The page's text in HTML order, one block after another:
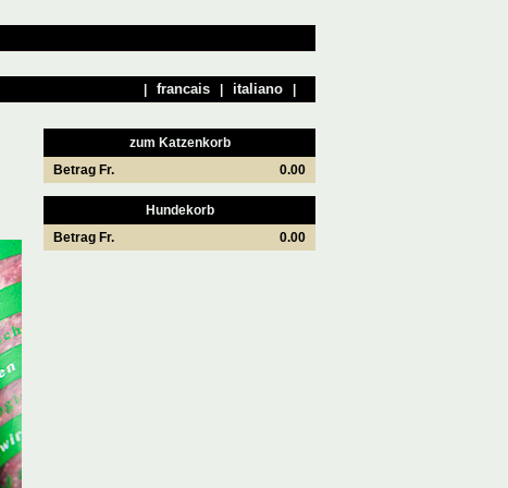
zum Katzenkorb
Betrag Fr.
0.00
Hundekorb
Betrag Fr.
0.00